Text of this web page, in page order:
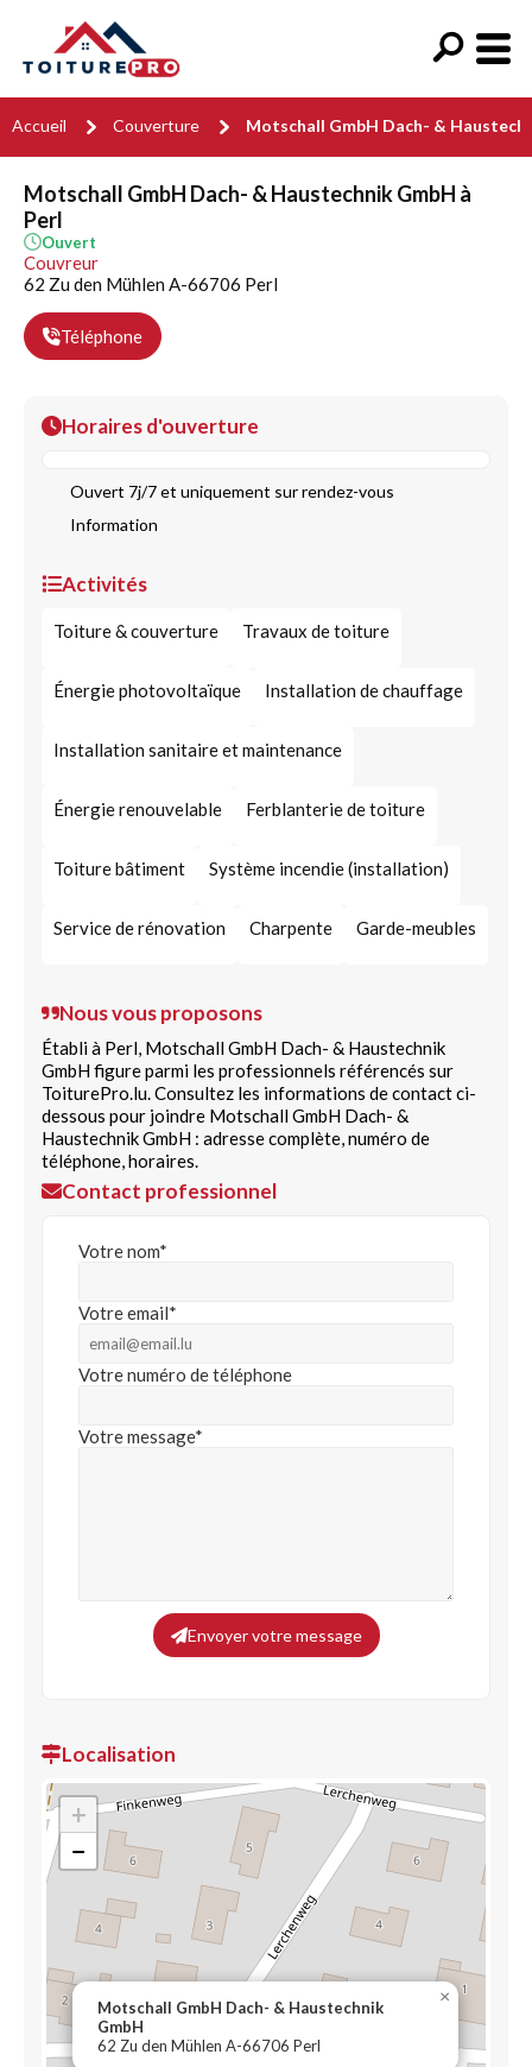
Accueil Couverture Motschall GmbH Dach- &
Motschall GmbH Dach- & Haustechnik GmbH à
Perl
Ouvert
Couvreur
62 Zu den Mühlen A-66706 Perl
Téléphone
Horaires d'ouverture
Ouvert 7j/7 et uniquement sur rendez-vous
Information
Activités
Toiture & couverture Travaux de toiture
Énergie photovoltaïque Installation de chauffage
Installation sanitaire et maintenance
Énergie renouvelable Ferblanterie de toiture
Toiture bâtiment Système incendie (installation)
Service de rénovation Charpente Garde-meubles
Nous vous proposons
Établi à Perl, Motschall GmbH Dach- & Haustechnik
GmbH figure parmi les professionnels référencés sur
ToiturePro.lu. Consultez les informations de contact ci-
dessous pour joindre Motschall GmbH Dach- &
Haustechnik GmbH : adresse complète, numéro de
téléphone, horaires.
Contact professionnel
Votre nom*
Votre email*
Votre numéro de téléphone
Votre message*
Envoyer votre message
Localisation
Motschall GmbH Dach- & Haustechnik
GmbH
62 Zu den Mühlen A-66706 Perl
×
+
−